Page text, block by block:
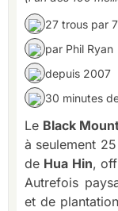
27 trous par
par Phil Ryan
depuis 2007
30 minutes
Le Black
à seulement
de Hua Hin,
Autrefois
et de